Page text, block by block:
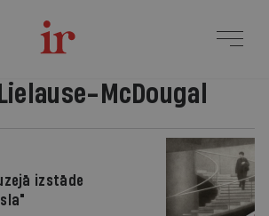
McDougal
izstāde